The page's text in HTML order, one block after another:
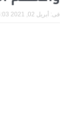
فى: أبريل 02, 2021 5:03 م